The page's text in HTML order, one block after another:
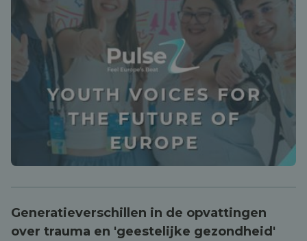
Generatieverschillen in de opvattingen
over trauma en 'geestelijke gezondheid'